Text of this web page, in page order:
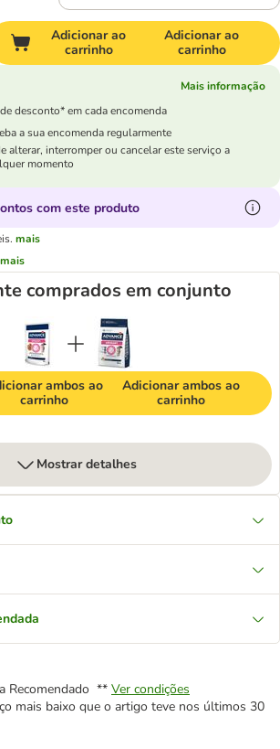
Adicionar ao
carrinho
Adicionar ao
carrinho
Mais informação
desconto* em cada encomenda
a sua encomenda regularmente
alterar, interromper ou cancelar este serviço a
momento
com este produto
mais
mais
comprados em conjunto
ambos ao
carrinho
Adicionar ambos ao
carrinho
Mostrar detalhes
Recomendado ** Ver condições
mais baixo que o artigo teve nos últimos 30